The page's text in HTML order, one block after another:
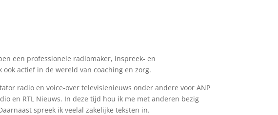
een professionele radiomaker, inspreek- en
actief in de wereld van coaching en zorg.
radio en voice-over televisienieuws onder andere voor ANP
en RTL Nieuws. In deze tijd hou ik me met anderen bezig
spreek ik veelal zakelijke teksten in.